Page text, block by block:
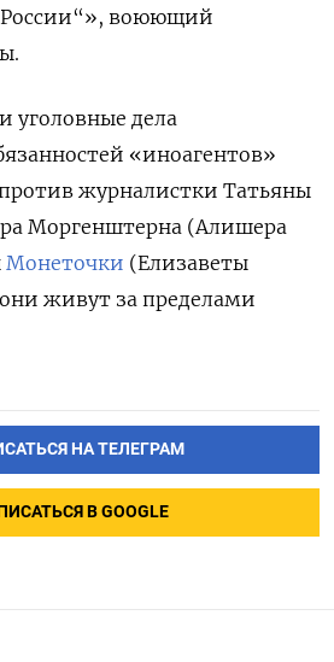
России“», воюющий
уголовные дела
«иноагентов»
журналистки Татьяны
Моргенштерна (Алишера
Монеточки (Елизаветы
живут за пределами
НА ТЕЛЕГРАМ
В GOOGLE